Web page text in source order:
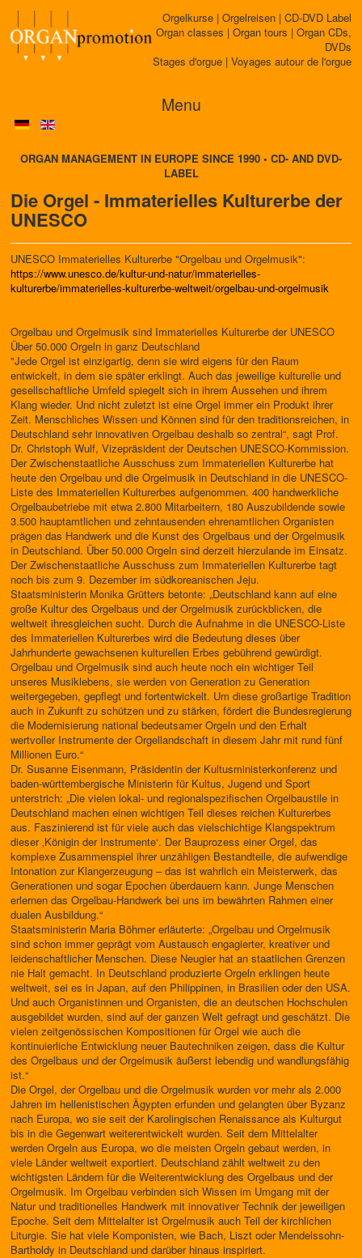
Orgelkurse | Orgelreisen | CD-DVD Label
Organ classes | Organ tours | Organ CDs,
DVDs
Stages d'orgue | Voyages autour de l'orgue
Menu
ORGAN MANAGEMENT IN EUROPE SINCE 1990 • CD- AND DVD-
LABEL
Die Orgel - Immaterielles Kulturerbe der
UNESCO
UNESCO Immaterielles Kulturerbe "Orgelbau und Orgelmusik":
https://www.unesco.de/kultur-und-natur/immaterielles-
kulturerbe/immaterielles-kulturerbe-weltweit/orgelbau-und-orgelmusik
Orgelbau und Orgelmusik sind Immaterielles Kulturerbe der UNESCO
Über 50.000 Orgeln in ganz Deutschland
"Jede Orgel ist einzigartig, denn sie wird eigens für den Raum
entwickelt, in dem sie später erklingt. Auch das jeweilige kulturelle und
gesellschaftliche Umfeld spiegelt sich in ihrem Aussehen und ihrem
Klang wieder. Und nicht zuletzt ist eine Orgel immer ein Produkt ihrer
Zeit. Menschliches Wissen und Können sind für den traditionsreichen, in
Deutschland sehr innovativen Orgelbau deshalb so zentral“, sagt Prof.
Dr. Christoph Wulf, Vizepräsident der Deutschen UNESCO-Kommission.
Der Zwischenstaatliche Ausschuss zum Immateriellen Kulturerbe hat
heute den Orgelbau und die Orgelmusik in Deutschland in die UNESCO-
Liste des Immateriellen Kulturerbes aufgenommen. 400 handwerkliche
Orgelbaubetriebe mit etwa 2.800 Mitarbeitern, 180 Auszubildende sowie
3.500 hauptamtlichen und zehntausenden ehrenamtlichen Organisten
prägen das Handwerk und die Kunst des Orgelbaus und der Orgelmusik
in Deutschland. Über 50.000 Orgeln sind derzeit hierzulande im Einsatz.
Der Zwischenstaatliche Ausschuss zum Immateriellen Kulturerbe tagt
noch bis zum 9. Dezember im südkoreanischen Jeju.
Staatsministerin Monika Grütters betonte: „Deutschland kann auf eine
große Kultur des Orgelbaus und der Orgelmusik zurückblicken, die
weltweit ihresgleichen sucht. Durch die Aufnahme in die UNESCO-Liste
des Immateriellen Kulturerbes wird die Bedeutung dieses über
Jahrhunderte gewachsenen kulturellen Erbes gebührend gewürdigt.
Orgelbau und Orgelmusik sind auch heute noch ein wichtiger Teil
unseres Musiklebens, sie werden von Generation zu Generation
weitergegeben, gepflegt und fortentwickelt. Um diese großartige Tradition
auch in Zukunft zu schützen und zu stärken, fördert die Bundesregierung
die Modernisierung national bedeutsamer Orgeln und den Erhalt
wertvoller Instrumente der Orgellandschaft in diesem Jahr mit rund fünf
Millionen Euro.“
Dr. Susanne Eisenmann, Präsidentin der Kultusministerkonferenz und
baden-württembergische Ministerin für Kultus, Jugend und Sport
unterstrich: „Die vielen lokal- und regionalspezifischen Orgelbaustile in
Deutschland machen einen wichtigen Teil dieses reichen Kulturerbes
aus. Faszinierend ist für viele auch das vielschichtige Klangspektrum
dieser ‚Königin der Instrumente‘. Der Bauprozess einer Orgel, das
komplexe Zusammenspiel ihrer unzähligen Bestandteile, die aufwendige
Intonation zur Klangerzeugung – das ist wahrlich ein Meisterwerk, das
Generationen und sogar Epochen überdauern kann. Junge Menschen
erlernen das Orgelbau-Handwerk bei uns im bewährten Rahmen einer
dualen Ausbildung.“
Staatsministerin Maria Böhmer erläuterte: „Orgelbau und Orgelmusik
sind schon immer geprägt vom Austausch engagierter, kreativer und
leidenschaftlicher Menschen. Diese Neugier hat an staatlichen Grenzen
nie Halt gemacht. In Deutschland produzierte Orgeln erklingen heute
weltweit, sei es in Japan, auf den Philippinen, in Brasilien oder den USA.
Und auch Organistinnen und Organisten, die an deutschen Hochschulen
ausgebildet wurden, sind auf der ganzen Welt gefragt und geschätzt. Die
vielen zeitgenössischen Kompositionen für Orgel wie auch die
kontinuierliche Entwicklung neuer Bautechniken zeigen, dass die Kultur
des Orgelbaus und der Orgelmusik äußerst lebendig und wandlungsfähig
ist.“
Die Orgel, der Orgelbau und die Orgelmusik wurden vor mehr als 2.000
Jahren im hellenistischen Ägypten erfunden und gelangten über Byzanz
nach Europa, wo sie seit der Karolingischen Renaissance als Kulturgut
bis in die Gegenwart weiterentwickelt wurden. Seit dem Mittelalter
werden Orgeln aus Europa, wo die meisten Orgeln gebaut werden, in
viele Länder weltweit exportiert. Deutschland zählt weltweit zu den
wichtigsten Ländern für die Weiterentwicklung des Orgelbaus und der
Orgelmusik. Im Orgelbau verbinden sich Wissen im Umgang mit der
Natur und traditionelles Handwerk mit innovativer Technik der jeweiligen
Epoche. Seit dem Mittelalter ist Orgelmusik auch Teil der kirchlichen
Liturgie. Sie hat viele Komponisten, wie Bach, Liszt oder Mendelssohn-
Bartholdy in Deutschland und darüber hinaus inspiriert.